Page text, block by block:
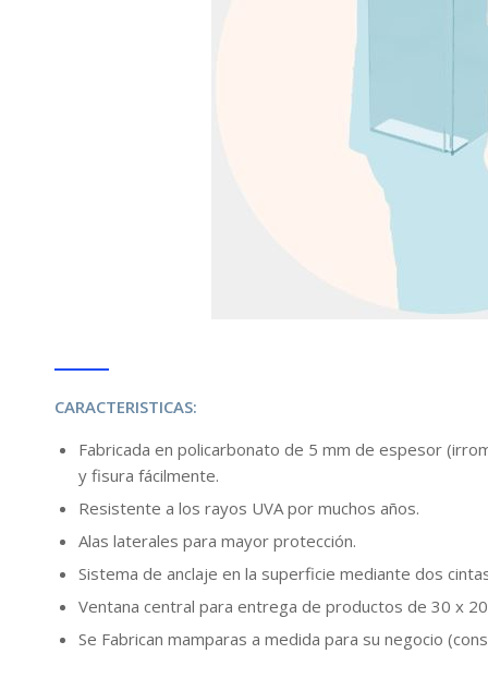
CARACTERISTICAS:
Fabricada en policarbonato de 5 mm de espesor
y fisura fácilmente.
Resistente a los rayos UVA por muchos años.
Alas laterales para mayor protección.
Sistema de anclaje en la superficie mediante dos
Ventana central para entrega de productos de 30 x
Se Fabrican mamparas a medida para su negocio